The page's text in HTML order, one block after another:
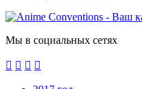
Мы в социальных сетях
   